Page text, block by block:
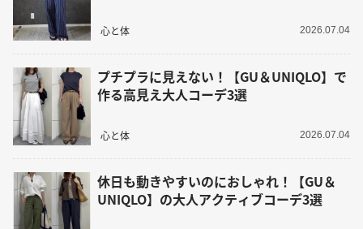
心と体 2026.07.04
プチプラに見えない！【GU＆UNIQLO】で
作る高見え大人コーデ3選
心と体 2026.07.04
休日も動きやすいのにおしゃれ！【GU＆
UNIQLO】の大人アクティブコーデ3選